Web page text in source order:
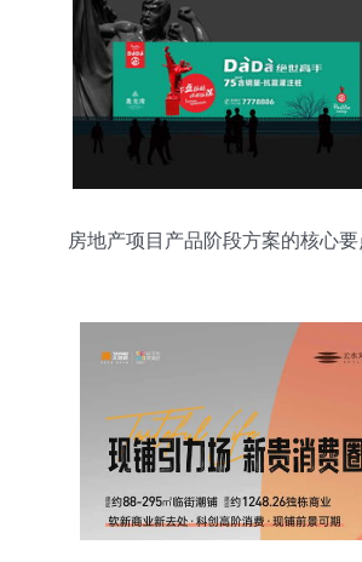
房地产项目产品阶段方案的核心